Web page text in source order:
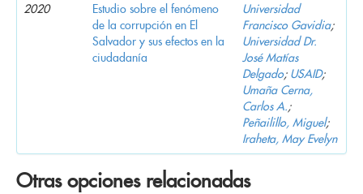
2020
Estudio sobre el fenómeno
de la corrupción en El
Salvador y sus efectos en la
ciudadanía
Universidad
Francisco Gavidia;
Universidad Dr.
José Matías
Delgado; USAID;
Umaña Cerna,
Carlos A.;
Peñailillo, Miguel;
Iraheta, May Evelyn
Otras opciones relacionadas